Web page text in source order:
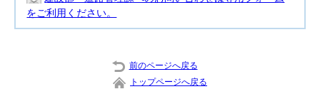
をご利用ください。
前のページへ戻る
トップページへ戻る